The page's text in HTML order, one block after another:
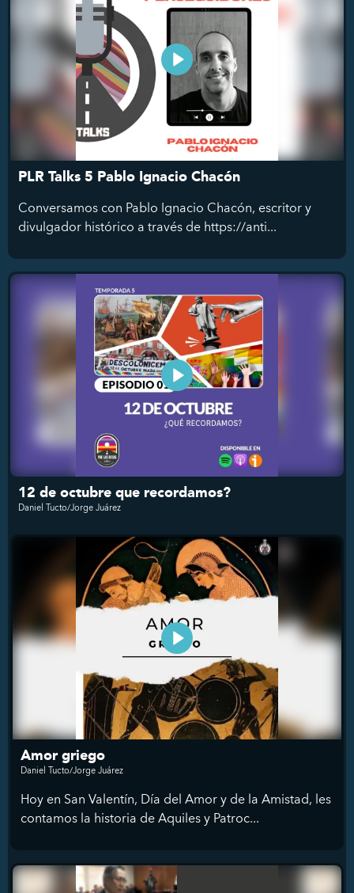
PLR Talks 5 Pablo Ignacio Chacón
Conversamos con Pablo Ignacio Chacón, escritor y
divulgador histórico a través de https://anti...
12 de octubre que recordamos?
Daniel Tucto/Jorge Juárez
Amor griego
Daniel Tucto/Jorge Juárez
Hoy en San Valentín, Día del Amor y de la Amistad, les
contamos la historia de Aquiles y Patroc...